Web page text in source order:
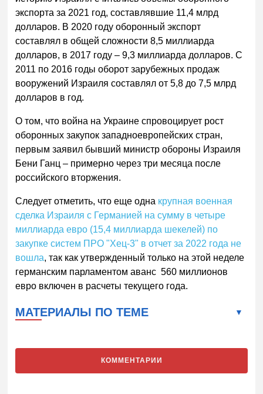
экспорта за 2021 год, составлявшие 11,4 млрд
долларов. В 2020 году оборонный экспорт
составлял в общей сложности 8,5 миллиарда
долларов, в 2017 году – 9,3 миллиарда долларов. С
2011 по 2016 годы оборот зарубежных продаж
вооружений Израиля составлял от 5,8 до 7,5 млрд
долларов в год.
О том, что война на Украине спровоцирует рост
оборонных закупок западноевропейских стран,
первым заявил бывший министр обороны Израиля
Бени Ганц – примерно через три месяца после
российского вторжения.
Следует отметить, что еще одна крупная военная
сделка Израиля с Германией на сумму в четыре
миллиарда евро (15,4 миллиарда шекелей) по
закупке систем ПРО "Хец-3" в отчет за 2022 года не
вошла, так как утвержденный только на этой неделе
германским парламентом аванс 560 миллионов
евро включен в расчеты текущего года.
МАТЕРИАЛЫ ПО ТЕМЕ
КОММЕНТАРИИ